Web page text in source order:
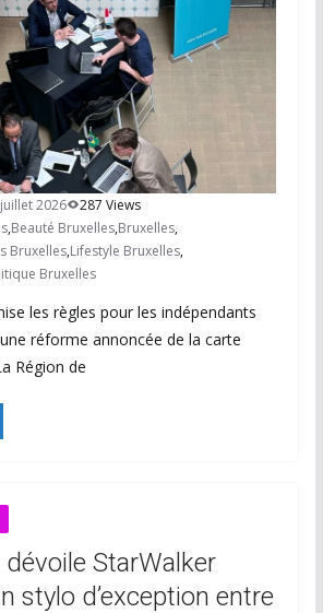
2026
287 Views
,Beauté Bruxelles,Bruxelles,
Bruxelles,Lifestyle Bruxelles,
Bruxelles
les règles pour les indépendants
réforme annoncée de la carte
Région de
StarWalker
stylo d’exception entre